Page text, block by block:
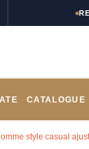
CATALOGUE
style casual